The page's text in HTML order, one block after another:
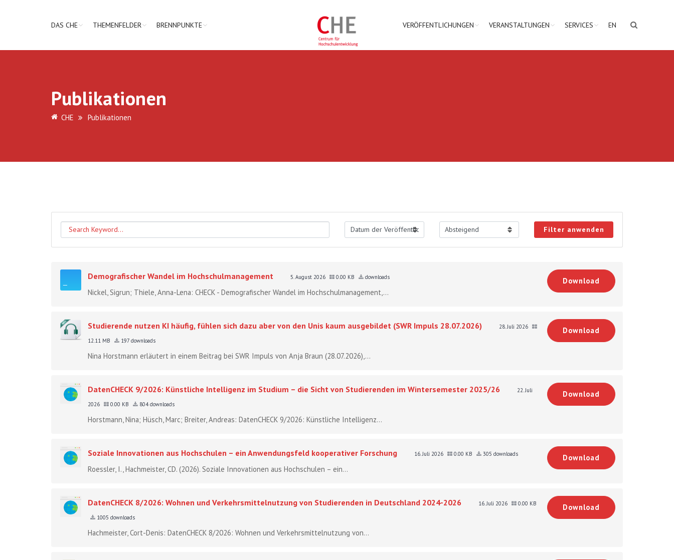
DAS CHE THEMENFELDER BRENNPUNKTE VERÖFFENTLICHUNGEN VERANSTALTUNGEN SERVICES EN
Publikationen
CHE Publikationen
Filter anwenden
Demografischer Wandel im Hochschulmanagement 5. August 2026 0.00 KB downloads
Nickel, Sigrun; Thiele, Anna-Lena: CHECK - Demografischer Wandel im Hochschulmanagement,...
Download
Studierende nutzen KI häufig, fühlen sich dazu aber von den Unis kaum ausgebildet (SWR Impuls 28.07.2026)
28. Juli 2026
12.11 MB
197 downloads
Nina Horstmann erläutert in einem Beitrag bei SWR Impuls von Anja Braun (28.07.2026),...
Download
DatenCHECK 9/2026: Künstliche Intelligenz im Studium – die Sicht von Studierenden im Wintersemester 2025/26
22. Juli
2026
0.00 KB 804 downloads
Horstmann, Nina; Hüsch, Marc; Breiter, Andreas: DatenCHECK 9/2026: Künstliche Intelligenz...
Download
Soziale Innovationen aus Hochschulen – ein Anwendungsfeld kooperativer Forschung 16. Juli 2026 0.00 KB 305 downloads
Roessler, I., Hachmeister, CD. (2026). Soziale Innovationen aus Hochschulen – ein...
Download
DatenCHECK 8/2026: Wohnen und Verkehrsmittelnutzung von Studierenden in Deutschland 2024-2026 16. Juli 2026
0.00 KB
1005 downloads
Hachmeister, Cort-Denis: DatenCHECK 8/2026: Wohnen und Verkehrsmittelnutzung von...
Download